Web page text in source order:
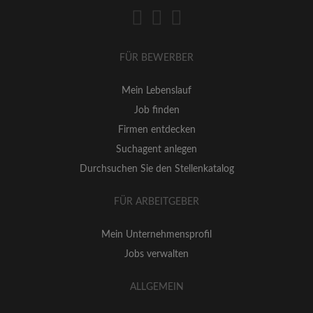
FÜR BEWERBER
Mein Lebenslauf
Job finden
Firmen entdecken
Suchagent anlegen
Durchsuchen Sie den Stellenkatalog
FÜR ARBEITGEBER
Mein Unternehmensprofil
Jobs verwalten
ALLGEMEIN